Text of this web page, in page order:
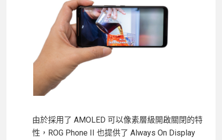
由於採用了 AMOLED 可以像素層級開啟關閉的特
性，ROG Phone II 也提供了 Always On Display